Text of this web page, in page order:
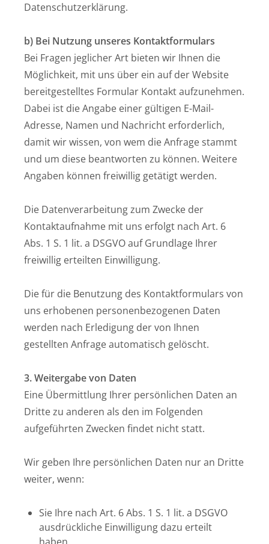
Datenschutzerklärung.
b) Bei Nutzung unseres Kontaktformulars
Bei Fragen jeglicher Art bieten wir Ihnen die
Möglichkeit, mit uns über ein auf der Website
bereitgestelltes Formular Kontakt aufzunehmen.
Dabei ist die Angabe einer gültigen E-Mail-
Adresse, Namen und Nachricht erforderlich,
damit wir wissen, von wem die Anfrage stammt
und um diese beantworten zu können. Weitere
Angaben können freiwillig getätigt werden.
Die Datenverarbeitung zum Zwecke der
Kontaktaufnahme mit uns erfolgt nach Art. 6
Abs. 1 S. 1 lit. a DSGVO auf Grundlage Ihrer
freiwillig erteilten Einwilligung.
Die für die Benutzung des Kontaktformulars von
uns erhobenen personenbezogenen Daten
werden nach Erledigung der von Ihnen
gestellten Anfrage automatisch gelöscht.
3. Weitergabe von Daten
Eine Übermittlung Ihrer persönlichen Daten an
Dritte zu anderen als den im Folgenden
aufgeführten Zwecken findet nicht statt.
Wir geben Ihre persönlichen Daten nur an Dritte
weiter, wenn:
Sie Ihre nach Art. 6 Abs. 1 S. 1 lit. a DSGVO
ausdrückliche Einwilligung dazu erteilt